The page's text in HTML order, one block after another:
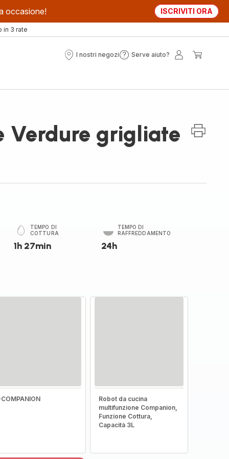
occasione! ISCRIVITI ORA
in 3 rate
I nostri negozi
I
Serve aiuto?
Serve
Verdure grigliate
TEMPO DI
COTTURA
1h 27min
TEMPO DI
RAFFREDDAMENTO
24h
Robot da cucina
multifunzione Companion,
Funzione Cottura,
Capacità 3L